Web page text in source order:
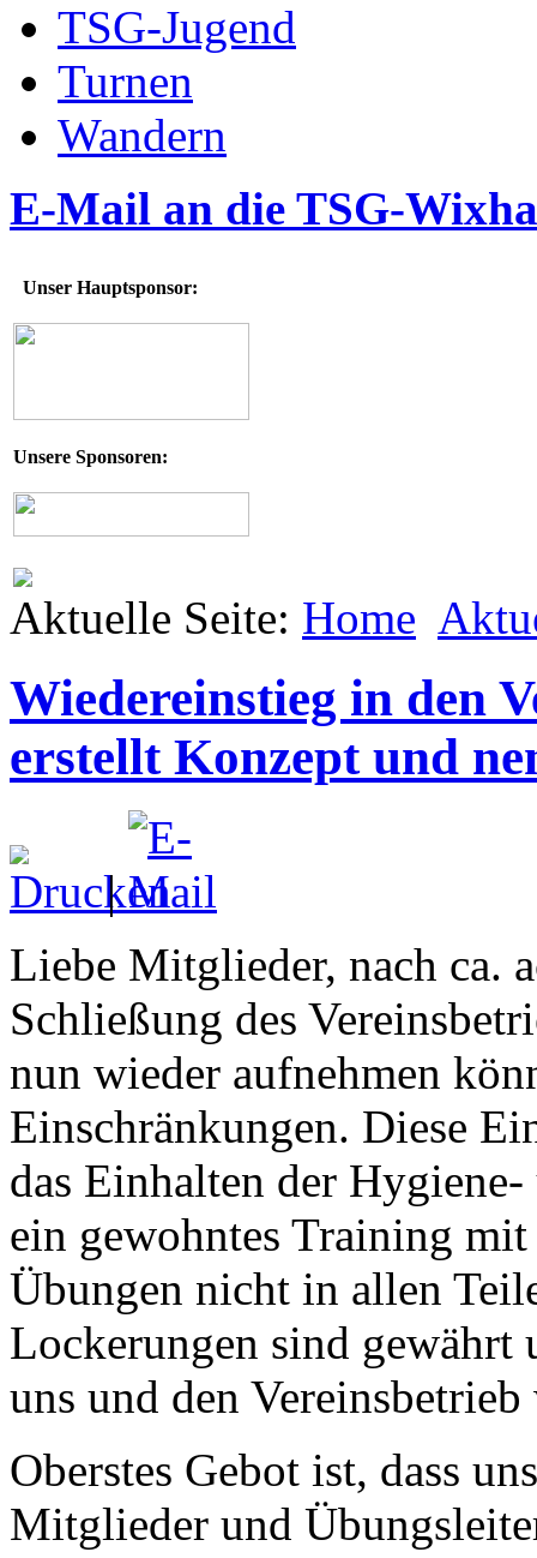
TSG-Jugend
Turnen
Wandern
E-Mail an die TSG-
Unser Hauptsponsor:
Unsere Sponsoren:
Aktuelle Seite: Home
Wiedereinstieg in den
erstellt Konzept und
|
Liebe Mitglieder, nach ca.
Schließung des
nun wieder aufnehmen
Einschränkungen. Diese
das Einhalten der
ein gewohntes Training
Übungen nicht in allen
Lockerungen sind
uns und den
Oberstes Gebot ist, dass
Mitglieder und